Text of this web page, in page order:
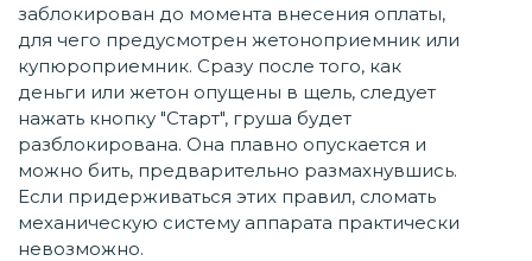
заблокирован до момента внесения оплаты,
для чего предусмотрен жетоноприемник или
купюроприемник. Сразу после того, как
деньги или жетон опущены в щель, следует
нажать кнопку "Старт", груша будет
разблокирована. Она плавно опускается и
можно бить, предварительно размахнувшись.
Если придерживаться этих правил, сломать
механическую систему аппарата практически
невозможно.